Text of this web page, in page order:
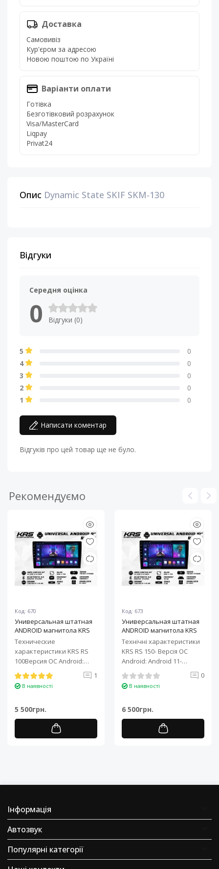
Доставка
Самовивіз
Кур'єром за адресою
Новою поштою по Україні
Варіанти оплати
Готівка
Безготівковий розрахунок
Visa/MasterCard
Liqpay
Privat24
Опис Dynamic State SKIF SKM-130
Відгуки
Середня оцінка
0 Відгуки (0)
5
0
4
0
3
0
2
0
1
0
Написати коментар
Відгуків про цей товар ще не було.
Рекомендуємо
Код: 670
Универсальная штатная
ANDROID магнитола KRS
RS 100 9" 1/32 GB
Технические
характеристики KRS RS
100Версия ОС Android:
Android 11Процессор: 4-
ядерный ARM Cortex-A7..
1
В наявності
5 500грн.
Код: 673
Универсальная штатная
ANDROID магнитола KRS
RS 150 10" 2/32 GB
Технічні характеристики
KRS RS 150- Версія ОС
Android: Android 11-
Процесор: 4-ядерний ARM
Cortex-A7..
0
В наявності
6 500грн.
Інформація
Автозвук
Популярні категорії